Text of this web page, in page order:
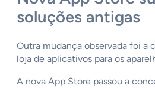
soluções antigas
Outra mudança observada foi a
loja de aplicativos para os
A nova App Store passou a